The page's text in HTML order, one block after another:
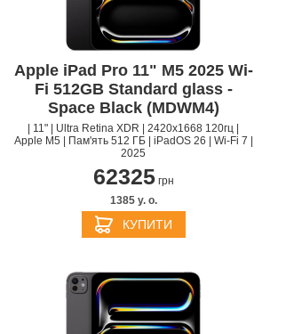
APPLE IPHONE 14 PRO
Apple iPad Pro 11" M5 2025 Wi-
Fi 512GB Standard glass -
Space Black (MDWM4)
| 11" | Ultra Retina XDR | 2420x1668 120гц |
Apple M5 | Пам'ять 512 ГБ | iPadOS 26 | Wi-Fi 7 |
2025
62325грн
1385 y. о.
КУПИТИ